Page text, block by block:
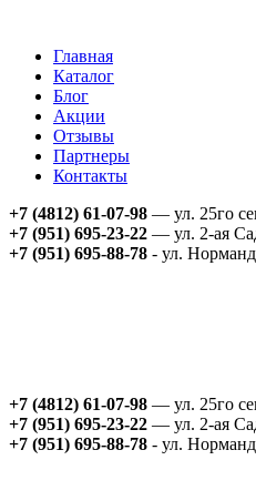
Главная
Каталог
Блог
Акции
Отзывы
Партнеры
Контакты
+7 (4812) 61-07-98 — ул. 25го
+7 (951) 695-23-22 — ул. 2-ая
+7 (951) 695-88-78 - ул.
+7 (4812) 61-07-98 — ул. 25го
+7 (951) 695-23-22 — ул. 2-ая
+7 (951) 695-88-78 - ул.